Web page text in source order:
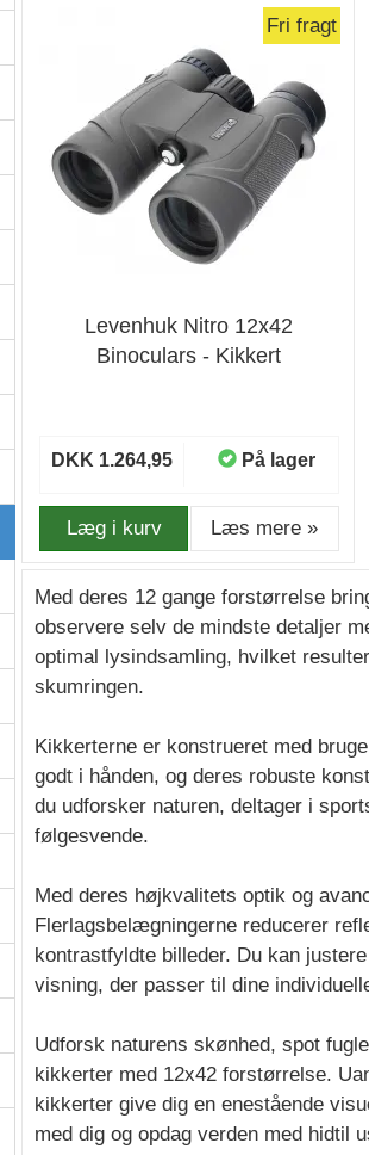
Fri fragt
Levenhuk Nitro 12x42
Binoculars - Kikkert
DKK 1.264,95 På lager
Læg i kurv Læs mere »
Med deres 12 gange forstørrelse
observere selv de mindste detaljer
optimal lysindsamling, hvilket
skumringen.
Kikkerterne er konstrueret med
godt i hånden, og deres robuste
du udforsker naturen, deltager i
følgesvende.
Med deres højkvalitets optik og
Flerlagsbelægningerne reducerer
kontrastfyldte billeder. Du kan
visning, der passer til dine
Udforsk naturens skønhed, spot
kikkerter med 12x42 forstørrelse.
kikkerter give dig en enestående
med dig og opdag verden med hidtil